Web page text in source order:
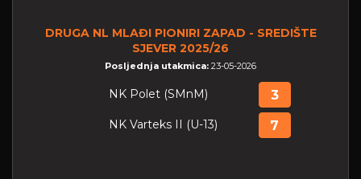
DRUGA NL MLAĐI PIONIRI ZAPAD - SREDIŠTE
SJEVER 2025/26
Posljednja utakmica: 23-05-2026
NK Polet (SMnM) 3
NK Varteks II (U-13) 7